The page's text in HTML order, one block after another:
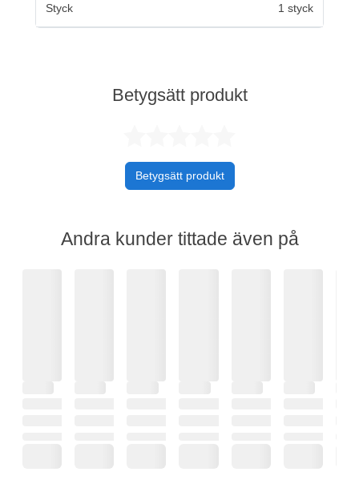
Styck 1 styck
Betygsätt produkt
Betygsätt produkt
Andra kunder tittade även på